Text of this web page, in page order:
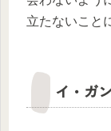
立たないこと
イ・ガ